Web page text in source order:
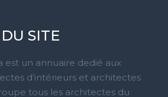
SITE
est un annuaire dedié aux
d’intérieurs et architectes
tous les architectes du